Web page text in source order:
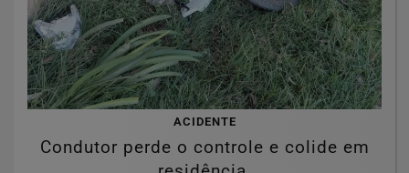
ACIDENTE
Condutor perde o controle e colide em